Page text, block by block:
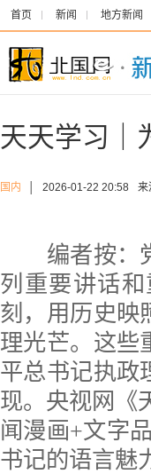
首页 新闻 地方新闻
天天学习｜
国内 2026-01-22 20:58 来
编者按：党
列重要讲话
刻，用历史映
理光芒。这些
平总书记执政
现。央视网《
闻漫画+文字
书记的语言魅